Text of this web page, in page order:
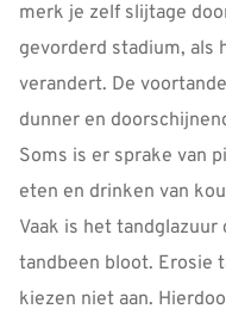
merk je zelf slijtage
gevorderd stadium, als
verandert. De
dunner en
Soms is er sprake van
eten en drinken van
Vaak is het
tandbeen bloot. Erosie
kiezen niet aan.